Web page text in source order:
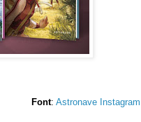
Font: Astronave Instagram